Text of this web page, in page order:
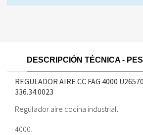
DESCRIPCIÓN TÉCNICA -
REGULADOR AIRE CC FAG 4000
336.34.0023
Regulador aire cocina industrial.
4000.